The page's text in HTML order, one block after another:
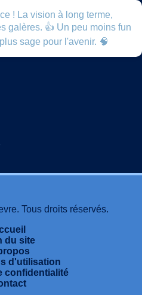
! La vision à long terme,
galères. 👍 Un peu moins fun
sage pour l'avenir. 🧠
Tous droits réservés.
du site
d'utilisation
confidentialité